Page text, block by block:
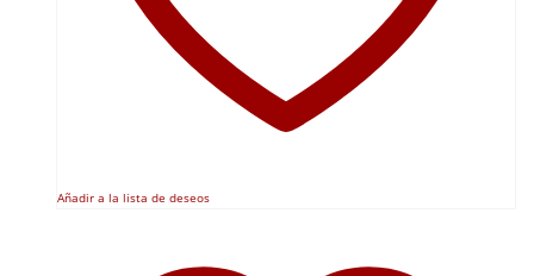
Añadir a la lista de deseos